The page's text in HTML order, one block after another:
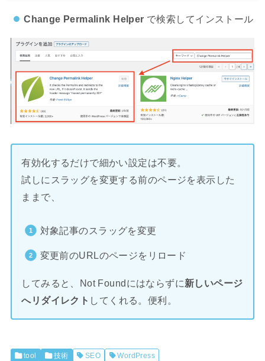
Change Permalink Helper で検索してインストール
有効化するだけで細かい設定は不要。
試しにスラッグを変更する前のページを表示した
ままで、
対象記事のスラッグを変更
変更前のURLのページをリロード
してみると、Not Foundにはならずに新しいページ
へリダイレクト してくれる。便利。
tool 技術 SEO WordPress